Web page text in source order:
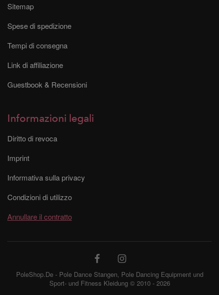
Sitemap
Spese di spedizione
Tempi di consegna
Link di affiliazione
Guestbook & Recensioni
Informazioni legali
Diritto di revoca
Imprint
Informativa sulla privacy
Condizioni di utilizzo
Annullare il contratto
PoleShop.De - Pole Dance Stangen, Pole Dancing Equipment und
Sport- und Fitness Kleidung © 2010 - 2026